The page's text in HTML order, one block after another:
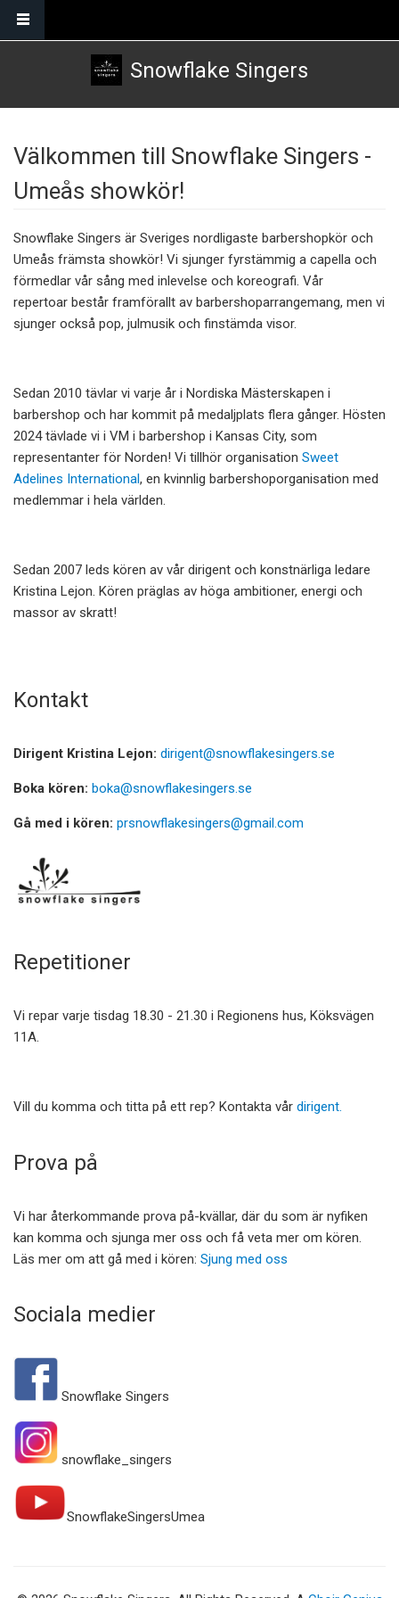
Skip to main content
Snowflake Singers
Välkommen till Snowflake Singers -
Umeås showkör!
Snowflake Singers är Sveriges nordligaste barbershopkör och
Umeås främsta showkör! Vi sjunger fyrstämmig a capella och
förmedlar vår sång med inlevelse och koreografi. Vår
repertoar består framförallt av barbershoparrangemang, men vi
sjunger också pop, julmusik och finstämda visor.
Sedan 2010 tävlar vi varje år i Nordiska Mästerskapen i
barbershop och har kommit på medaljplats flera gånger. Hösten
2024 tävlade vi i VM i barbershop i Kansas City, som
representanter för Norden! Vi tillhör organisation Sweet
Adelines International, en kvinnlig barbershoporganisation med
medlemmar i hela världen.
Sedan 2007 leds kören av vår dirigent och konstnärliga ledare
Kristina Lejon. Kören präglas av höga ambitioner, energi och
massor av skratt!
Kontakt
Dirigent Kristina Lejon: dirigent@snowflakesingers.se
Boka kören: boka@snowflakesingers.se
Gå med i kören: prsnowflakesingers@gmail.com
Repetitioner
Vi repar varje tisdag 18.30 - 21.30 i Regionens hus, Köksvägen
11A.
Vill du komma och titta på ett rep? Kontakta vår dirigent.
Prova på
Vi har återkommande prova på-kvällar, där du som är nyfiken
kan komma och sjunga mer oss och få veta mer om kören.
Läs mer om att gå med i kören: Sjung med oss
Sociala medier
Snowflake Singers
snowflake_singers
SnowflakeSingersUmea